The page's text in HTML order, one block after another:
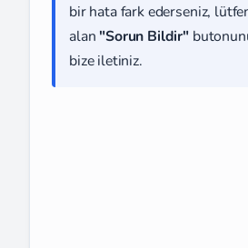
bir hata fark ederseniz,
alan "Sorun Bildir"
bize iletiniz.